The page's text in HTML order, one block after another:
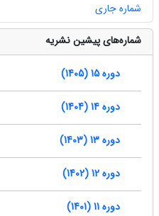
شماره جاری
شماره‌های پیشین نشریه
دوره 15 (1405)
دوره 14 (1404)
دوره 13 (1403)
دوره 12 (1402)
دوره 11 (1401)